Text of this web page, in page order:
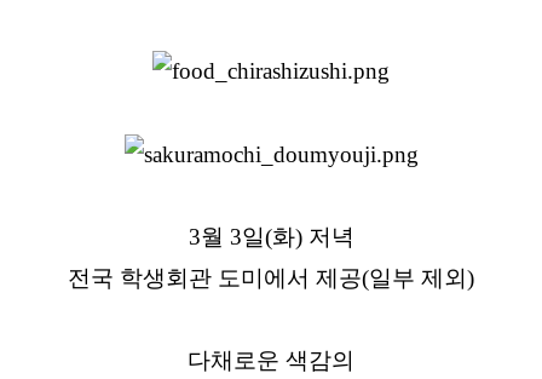
3월 3일(화) 저녁
전국 학생회관 도미에서 제공(일부 제외)
다채로운 색감의